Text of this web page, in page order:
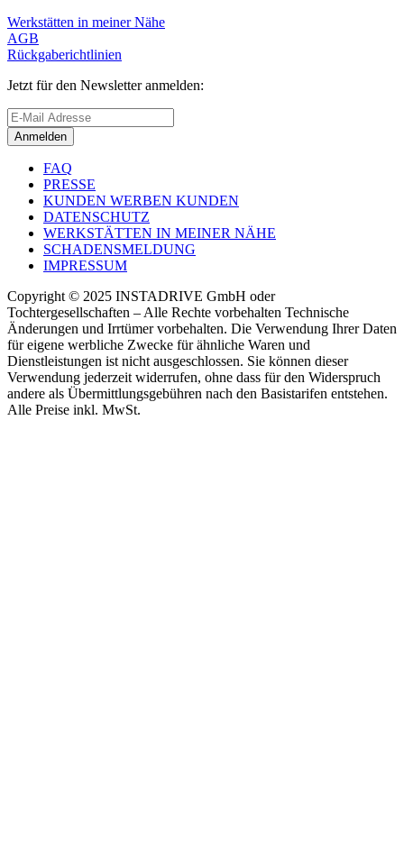
Werkstätten in meiner Nähe
AGB
Rückgaberichtlinien
Jetzt für den Newsletter anmelden:
Anmelden
FAQ
PRESSE
KUNDEN WERBEN KUNDEN
DATENSCHUTZ
WERKSTÄTTEN IN MEINER NÄHE
SCHADENSMELDUNG
IMPRESSUM
Copyright © 2025 INSTADRIVE GmbH oder
Tochtergesellschaften – Alle Rechte vorbehalten Technische
Änderungen und Irrtümer vorbehalten. Die Verwendung Ihrer Daten
für eigene werbliche Zwecke für ähnliche Waren und
Dienstleistungen ist nicht ausgeschlossen. Sie können dieser
Verwendung jederzeit widerrufen, ohne dass für den Widerspruch
andere als Übermittlungsgebühren nach den Basistarifen entstehen.
Alle Preise inkl. MwSt.